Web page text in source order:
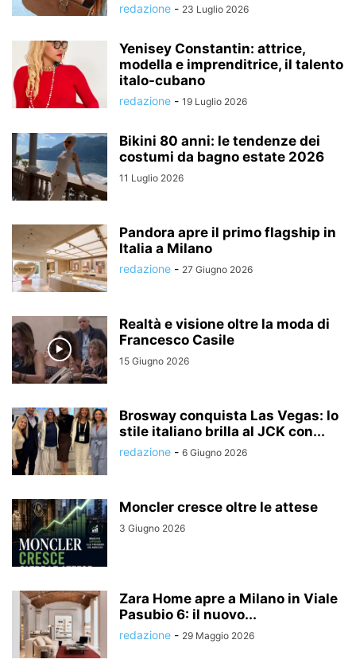
redazione - 23 Luglio 2026
Yenisey Constantin: attrice,
modella e imprenditrice, il talento
italo-cubano
redazione - 19 Luglio 2026
Bikini 80 anni: le tendenze dei
costumi da bagno estate 2026
11 Luglio 2026
Pandora apre il primo flagship in
Italia a Milano
redazione - 27 Giugno 2026
Realtà e visione oltre la moda di
Francesco Casile
15 Giugno 2026
Brosway conquista Las Vegas: lo
stile italiano brilla al JCK con...
redazione - 6 Giugno 2026
Moncler cresce oltre le attese
3 Giugno 2026
Zara Home apre a Milano in Viale
Pasubio 6: il nuovo...
redazione - 29 Maggio 2026